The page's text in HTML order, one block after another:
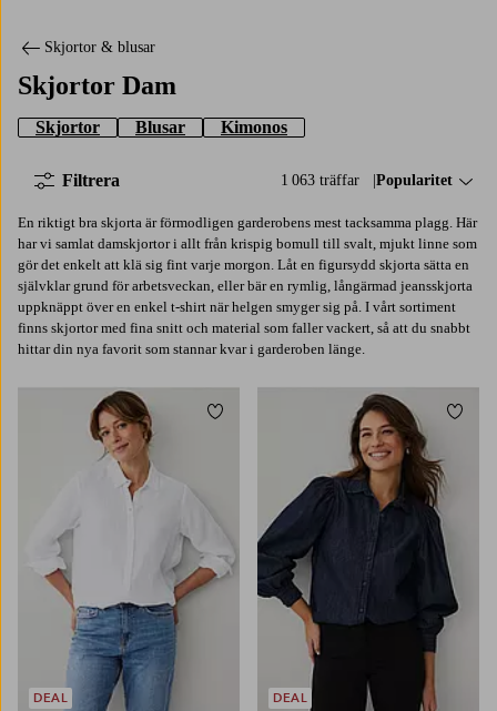
Skjortor & blusar
Skjortor Dam
Skjortor Blusar Kimonos
1 063 träffar Sortera på:
Popularitet
Filtrera
En riktigt bra skjorta är förmodligen garderobens mest tacksamma plagg. Här
har vi samlat damskjortor i allt från krispig bomull till svalt, mjukt linne som
gör det enkelt att klä sig fint varje morgon. Låt en figursydd skjorta sätta en
självklar grund för arbetsveckan, eller bär en rymlig, långärmad jeansskjorta
uppknäppt över en enkel t-shirt när helgen smyger sig på. I vårt sortiment
finns skjortor med fina snitt och material som faller vackert, så att du snabbt
hittar din nya favorit som stannar kvar i garderoben länge.
DEAL
Lägg till i favoriter
DEAL